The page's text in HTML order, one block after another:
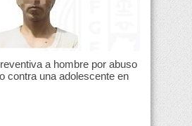
a hombre por abuso
contra una adolescente en